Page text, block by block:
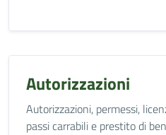
Autorizzazioni
Autorizzazioni, permessi,
passi carrabili e prestito di